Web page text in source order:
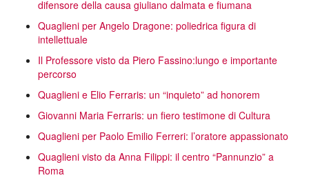
difensore della causa giuliano dalmata e fiumana
Quaglieni per Angelo Dragone: poliedrica figura di
intellettuale
Il Professore visto da Piero Fassino:lungo e importante
percorso
Quaglieni e Elio Ferraris: un “inquieto” ad honorem
Giovanni Maria Ferraris: un fiero testimone di Cultura
Quaglieni per Paolo Emilio Ferreri: l’oratore appassionato
Quaglieni visto da Anna Filippi: il centro “Pannunzio” a
Roma